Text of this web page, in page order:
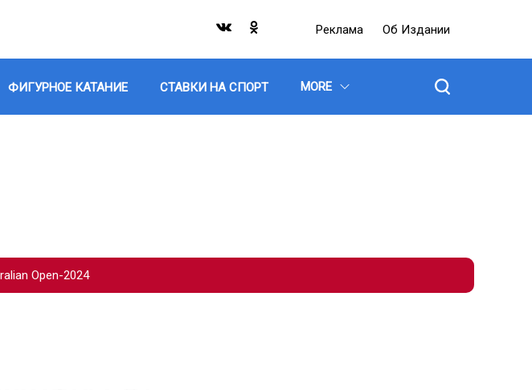
Реклама Об Издании
ФИГУРНОЕ КАТАНИЕ СТАВКИ НА СПОРТ MORE
Open-2024